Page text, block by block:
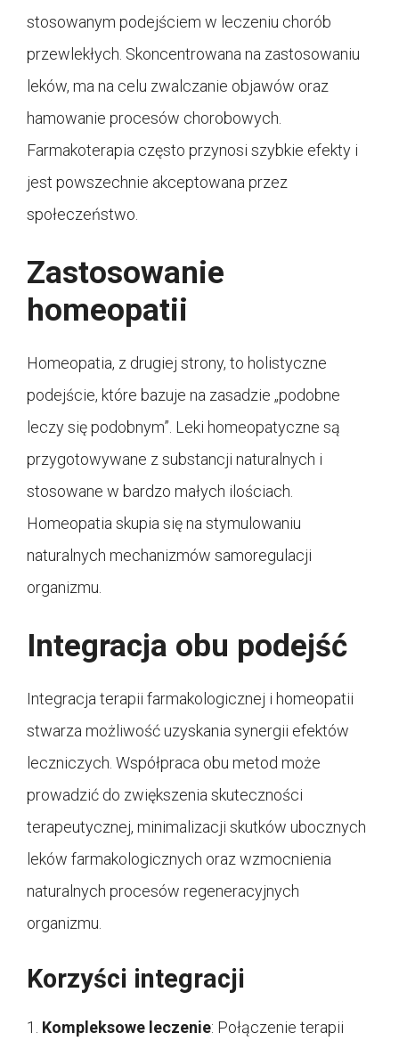
stosowanym podejściem w leczeniu chorób
przewlekłych. Skoncentrowana na zastosowaniu
leków, ma na celu zwalczanie objawów oraz
hamowanie procesów chorobowych.
Farmakoterapia często przynosi szybkie efekty i
jest powszechnie akceptowana przez
społeczeństwo.
Zastosowanie
homeopatii
Homeopatia, z drugiej strony, to holistyczne
podejście, które bazuje na zasadzie „podobne
leczy się podobnym”. Leki homeopatyczne są
przygotowywane z substancji naturalnych i
stosowane w bardzo małych ilościach.
Homeopatia skupia się na stymulowaniu
naturalnych mechanizmów samoregulacji
organizmu.
Integracja obu podejść
Integracja terapii farmakologicznej i homeopatii
stwarza możliwość uzyskania synergii efektów
leczniczych. Współpraca obu metod może
prowadzić do zwiększenia skuteczności
terapeutycznej, minimalizacji skutków ubocznych
leków farmakologicznych oraz wzmocnienia
naturalnych procesów regeneracyjnych
organizmu.
Korzyści integracji
1. Kompleksowe leczenie: Połączenie terapii